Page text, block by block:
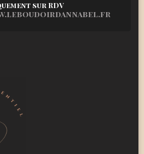
sur RDV